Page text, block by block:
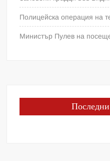
Полицейска операция на
Министър Пулев на